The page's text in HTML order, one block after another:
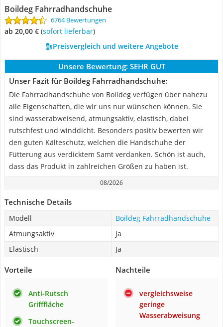
Boildeg Fahrradhandschuhe
6764 Bewertungen
ab 20,00 € ( Sofort lieferbar)
Preisvergleich und weitere Angebote
Unsere Bewertung: SEHR GUT
Unser Fazit für Boildeg Fahrradhandschuhe:
Die Fahrradhandschuhe von Boildeg verfügen über nahezu
alle Eigenschaften, die wir uns nur wünschen können. Sie
sind wasserabweisend, atmungsaktiv, elastisch, dabei
rutschfest und winddicht. Besonders positiv bewerten wir
den guten Kälteschutz, welchen die Handschuhe der
Fütterung aus verdicktem Samt verdanken. Schön ist auch,
dass das Produkt in zahlreichen Größen zu haben ist.
08/2026
Technische Details
Modell
Boildeg Fahrradhandschuhe
Atmungsaktiv
Ja
Elastisch
Ja
Vorteile
Anti-Rutsch
Grifffläche
Touchscreen-
Nachteile
vergleichsweise
geringe
Wasserabweisung